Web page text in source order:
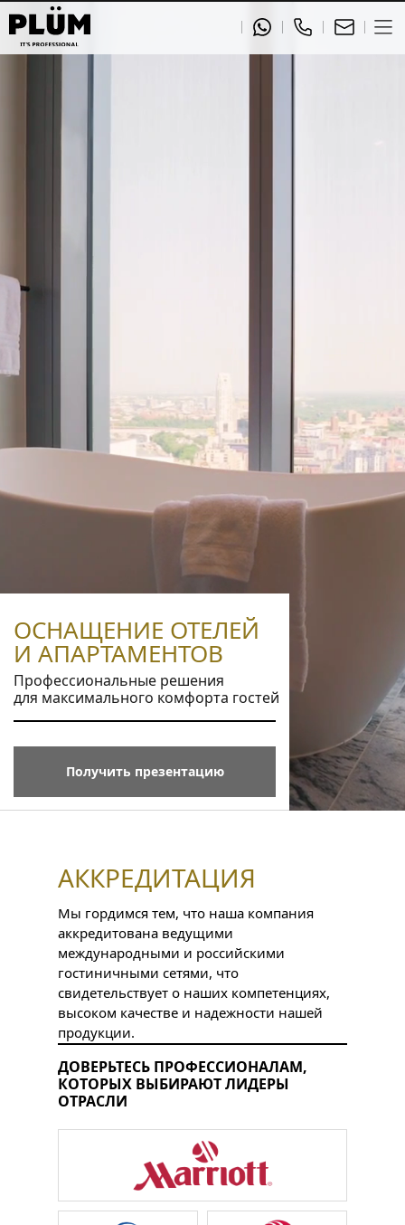
ОСНАЩЕНИЕ ОТЕЛЕЙ
И АПАРТАМЕНТОВ
Профессиональные решения
для максимального комфорта гостей
Получить презентацию
АККРЕДИТАЦИЯ
Мы гордимся тем, что наша компания
аккредитована ведущими
международными и российскими
гостиничными сетями, что
свидетельствует о наших компетенциях,
высоком качестве и надежности нашей
продукции.
ДОВЕРЬТЕСЬ ПРОФЕССИОНАЛАМ,
КОТОРЫХ ВЫБИРАЮТ ЛИДЕРЫ
ОТРАСЛИ